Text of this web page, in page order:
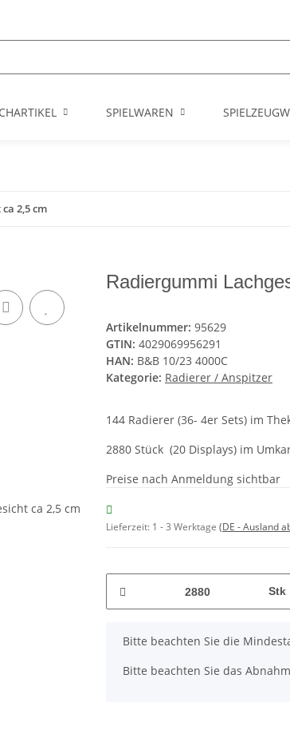
SPIELWAREN
2,5 cm
Radiergummi
Artikelnummer: 95629
GTIN: 4029069956291
HAN: B&B 10/23 4000C
Kategorie: Radierer / Anspitzer
144 Radierer (36- 4er Sets) im
2880 Stück (20 Displays) im
Preise nach Anmeldung sichtbar
Lieferzeit: 1 - 3 Werktage (DE - Ausland
Stk
x
Bitte beachten Sie die
Bitte beachten Sie das